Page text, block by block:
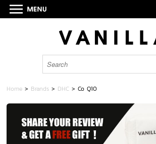
Home > Brands > DHC >Co Q10